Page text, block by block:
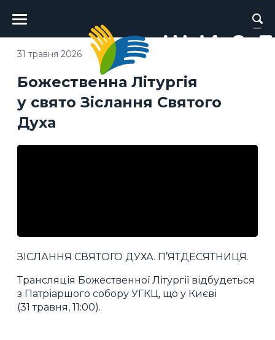
Головне
меню
Божественна Літургія
у свято Зіслання Святого
Духа
31 травня 2026
ЗІСЛАННЯ СВЯТОГО ДУХА. П’ЯТДЕСЯТНИЦЯ.
Трансляція Божественної Літургії відбудеться
з Патріаршого собору УГКЦ, що у Києві
(31 травня, 11:00).